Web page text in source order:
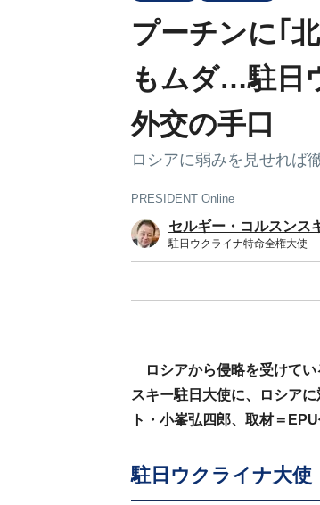
プーチンに｢
もムダ…駐日
外交の手口
ロシアに弱みを見せれば
PRESIDENT Online
セルギー・コルスンス
駐日ウクライナ特命全権大使
ロシアから侵略を受けて
スキー駐日大使に、ロシア
ト・小峯弘四郎、取材＝
駐日ウクライナ大使